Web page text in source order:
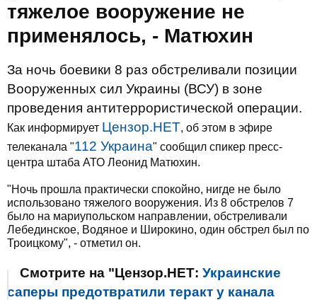
тяжелое вооружение не
применялось, - Матюхин
За ночь боевики 8 раз обстреливали позиции
Вооруженных сил Украины (ВСУ) в зоне
проведения антитеррористической операции.
Как информирует Цензор.НЕТ, об этом в эфире
телеканала "112 Украина" сообщил спикер пресс-
центра штаба АТО Леонид Матюхин.
"Ночь прошла практически спокойно, нигде не было
использовано тяжелого вооружения. Из 8 обстрелов 7
было на мариупольском направлении, обстреливали
Лебединское, Водяное и Широкино, один обстрел был по
Троицкому", - отметил он.
Смотрите на "Цензор.НЕТ: Украинские
саперы предотвратили теракт у канала